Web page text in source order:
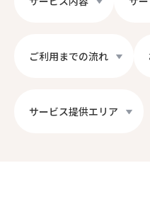
ご利用までの流れ
サービス提供エリア